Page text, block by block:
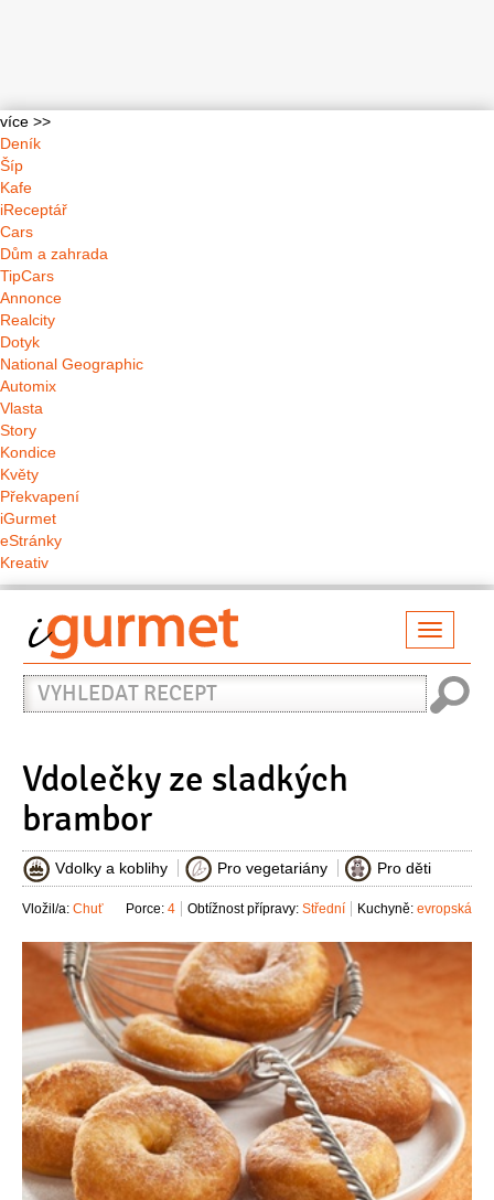
více >>
Deník
Šíp
Kafe
iReceptář
Cars
Dům a zahrada
TipCars
Annonce
Realcity
Dotyk
National Geographic
Automix
Vlasta
Story
Kondice
Květy
Překvapení
iGurmet
eStránky
Kreativ
Vyhledat
recept
Vdolečky ze sladkých
brambor
Vdolky a koblihy Pro vegetariány Pro děti
Vložil/a: Chuť Kuchyně: evropská
Obtížnost přípravy: Střední
Porce: 4